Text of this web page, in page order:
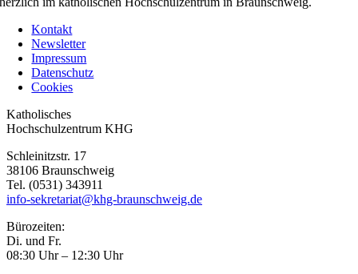
Kontakt
Newsletter
Impressum
Datenschutz
Cookies
Toggle
Sliding
Area
Katholisches
Hochschulzentrum KHG
Schleinitzstr. 17
38106 Braunschweig
Tel. (0531) 343911
info-sekretariat@khg-braunschweig.de
Bürozeiten:
Di. und Fr.
08:30 Uhr – 12:30 Uhr